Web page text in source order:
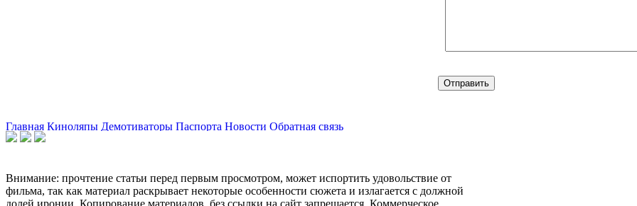
Главная Киноляпы Демотиваторы Паспорта Новости Обратная связь
Внимание: прочтение статьи перед первым просмотром, может испортить удовольствие от
фильма, так как материал раскрывает некоторые особенности сюжета и излагается с должной